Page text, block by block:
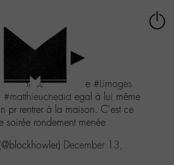
boulot au#zénith de #Limoges
#matthieuchedid égal à lui même
pr rentrer à la maison. C'est ce
soirée rondement menée
December 13,